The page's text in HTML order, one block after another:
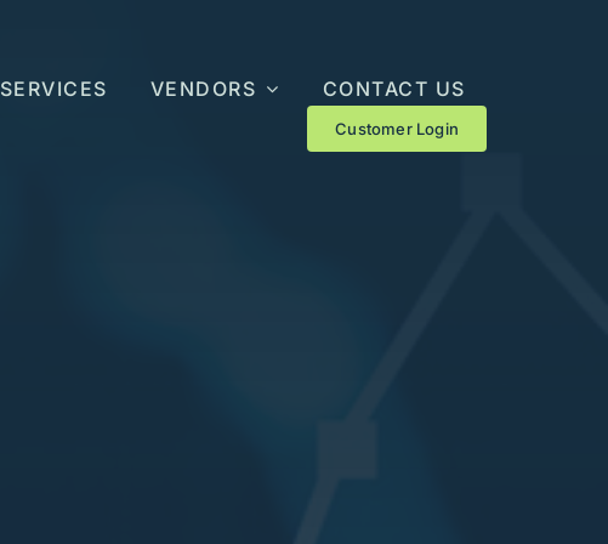
SERVICES VENDORS CONTACT US
Customer Login